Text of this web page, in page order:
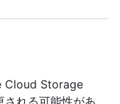
Cloud Storage
れる可能性があ